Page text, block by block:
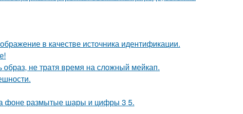
в качестве источника идентификации.
не тратя время на сложный мейкап.
фоне размытые шары и цифры 3 5.